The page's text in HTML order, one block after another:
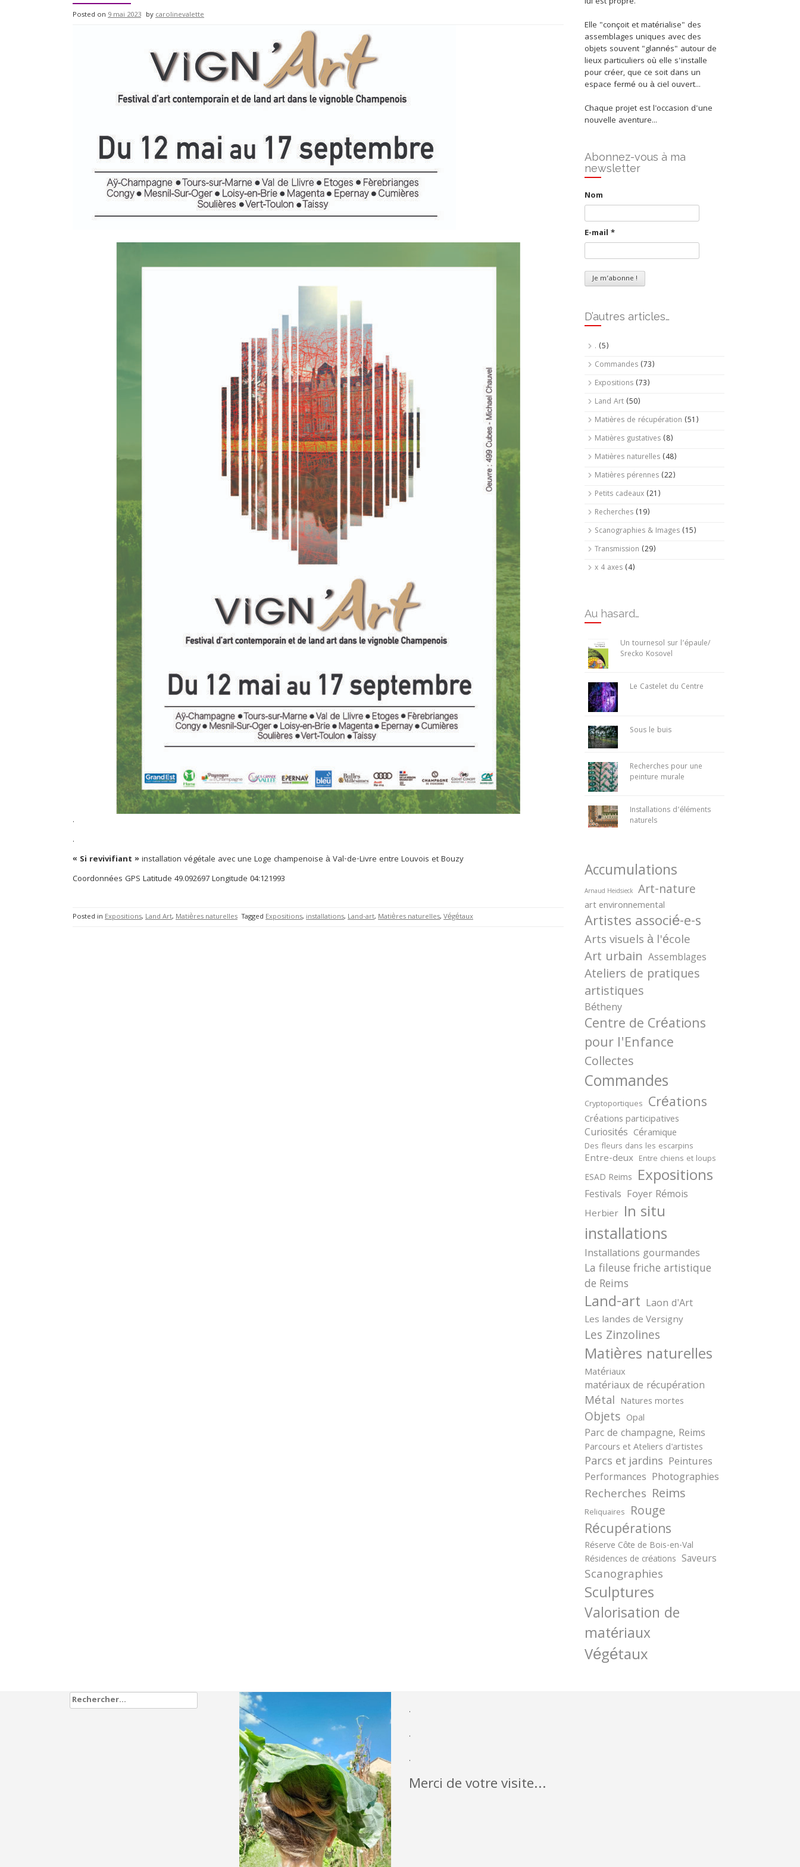
Posted on 9 mai 2023 bycarolinevalette
.
.
« Si revivifiant »installation végétale avec une Loge champenoise à Val-de-Livre entre Louvois et Bouzy
Coordonnées GPS Latitude 49.092697 Longitude 04:121993
Posted in Expositions, Land Art, Matières naturelles Tagged Expositions, installations, Land-art, Matières naturelles, Végétaux
Elle "conçoit et matérialise" des
assemblages uniques avec des
objets souvent "glannés" autour de
lieux particuliers où elle s'installe
pour créer, que ce soit dans un
espace fermé ou à ciel ouvert...
Chaque projet est l'occasion d'une
nouvelle aventure...
Abonnez-vous à ma
newsletter
Nom
E-mail *
D’autres articles…
. (5)
Commandes (73)
Expositions (73)
Land Art (50)
Matières de récupération (51)
Matières gustatives (8)
Matières naturelles (48)
Matières pérennes (22)
Petits cadeaux (21)
Recherches (19)
Scanographies & Images (15)
Transmission (29)
x 4 axes (4)
Au hasard…
Un tournesol sur l’épaule/
Srecko Kosovel
Le Castelet du Centre
Sous le buis
Recherches pour une
peinture murale
Installations d’éléments
naturels
Accumulations
Arnaud Heidsieck Art-nature
art environnemental
Artistes associé-e-s
Arts visuels à l'école
Art urbain Assemblages
Ateliers de pratiques
artistiques
Bétheny
Centre de Créations
pour l'Enfance
Collectes
Commandes
Cryptoportiques Créations
Créations participatives
Curiosités Céramique
Des fleurs dans les escarpins
Entre-deux Entre chiens et loups
ESAD Reims Expositions
Festivals Foyer Rémois
Herbier In situ
installations
Installations gourmandes
La fileuse friche artistique
de Reims
Land-art Laon d'Art
Les landes de Versigny
Les Zinzolines
Matières naturelles
Matériaux
matériaux de récupération
Métal Natures mortes
Objets Opal
Parc de champagne, Reims
Parcours et Ateliers d'artistes
Parcs et jardins Peintures
Performances Photographies
Recherches Reims
Reliquaires Rouge
Récupérations
Réserve Côte de Bois-en-Val
Résidences de créations Saveurs
Scanographies
Sculptures
Valorisation de
matériaux
Végétaux
Rechercher :
.
.
.
Merci de votre visite...